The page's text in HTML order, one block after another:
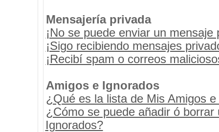
Mensajería privada
¡No se puede enviar un mensaje
¡Sigo recibiendo mensajes
¡Recibí spam o correos
Amigos e Ignorados
¿Qué es la lista de Mis Amigos
¿Cómo se puede añadir ó
Ignorados?